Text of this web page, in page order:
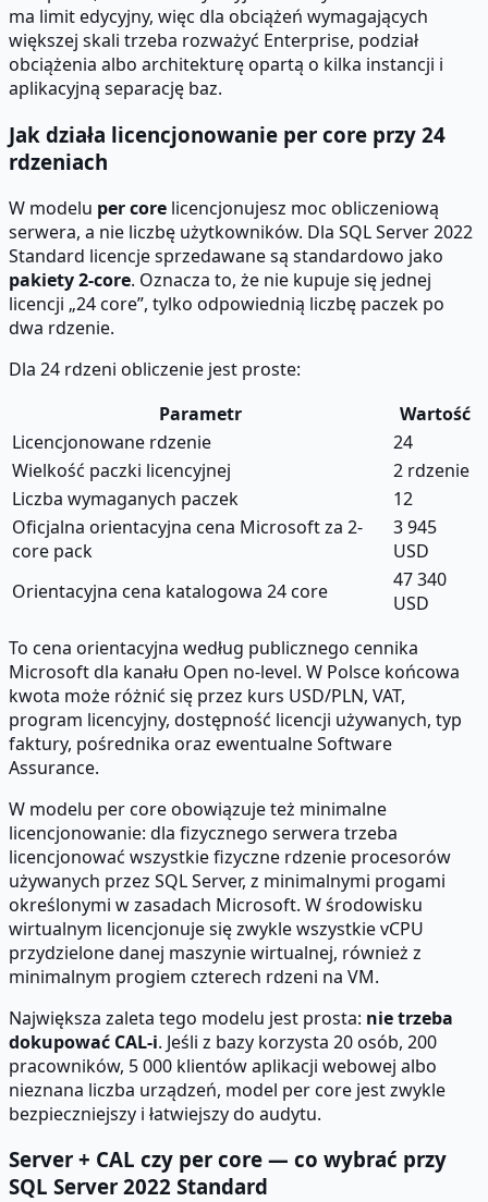
ma limit edycyjny, więc dla obciążeń wymagających
większej skali trzeba rozważyć Enterprise, podział
obciążenia albo architekturę opartą o kilka instancji i
aplikacyjną separację baz.
Jak działa licencjonowanie per core przy 24
rdzeniach
W modelu per core licencjonujesz moc obliczeniową
serwera, a nie liczbę użytkowników. Dla SQL Server 2022
Standard licencje sprzedawane są standardowo jako
pakiety 2-core. Oznacza to, że nie kupuje się jednej
licencji „24 core”, tylko odpowiednią liczbę paczek po
dwa rdzenie.
Dla 24 rdzeni obliczenie jest proste:
Parametr
Wartość
Licencjonowane rdzenie
24
Wielkość paczki licencyjnej
2 rdzenie
Liczba wymaganych paczek
12
Oficjalna orientacyjna cena Microsoft za 2-
core pack
3 945
USD
Orientacyjna cena katalogowa 24 core
47 340
USD
To cena orientacyjna według publicznego cennika
Microsoft dla kanału Open no-level. W Polsce końcowa
kwota może różnić się przez kurs USD/PLN, VAT,
program licencyjny, dostępność licencji używanych, typ
faktury, pośrednika oraz ewentualne Software
Assurance.
W modelu per core obowiązuje też minimalne
licencjonowanie: dla fizycznego serwera trzeba
licencjonować wszystkie fizyczne rdzenie procesorów
używanych przez SQL Server, z minimalnymi progami
określonymi w zasadach Microsoft. W środowisku
wirtualnym licencjonuje się zwykle wszystkie vCPU
przydzielone danej maszynie wirtualnej, również z
minimalnym progiem czterech rdzeni na VM.
Największa zaleta tego modelu jest prosta: nie trzeba
dokupować CAL-i. Jeśli z bazy korzysta 20 osób, 200
pracowników, 5 000 klientów aplikacji webowej albo
nieznana liczba urządzeń, model per core jest zwykle
bezpieczniejszy i łatwiejszy do audytu.
Server + CAL czy per core — co wybrać przy
SQL Server 2022 Standard